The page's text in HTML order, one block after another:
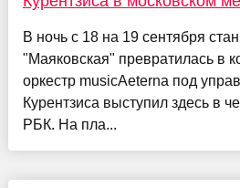
В ночь с 18 на 19 сентября
"Маяковская" превратилась в
оркестр musicAeterna под
Курентзиса выступил здесь в
РБК. На пла...